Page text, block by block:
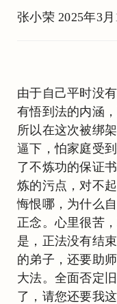
张小荣 2025年3月
由于自己平时没
有悟到法的内涵
所以在这次被绑
逼下，怕家庭受
了不炼功的保证
炼的污点，对不
悔恨哪，为什么
正念。心里很苦
是，正法没有结
的弟子，还要助
大法。全面否定
了，请您还要我